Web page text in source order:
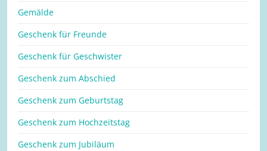
Gemälde
Geschenk für Freunde
Geschenk für Geschwister
Geschenk zum Abschied
Geschenk zum Geburtstag
Geschenk zum Hochzeitstag
Geschenk zum Jubiläum